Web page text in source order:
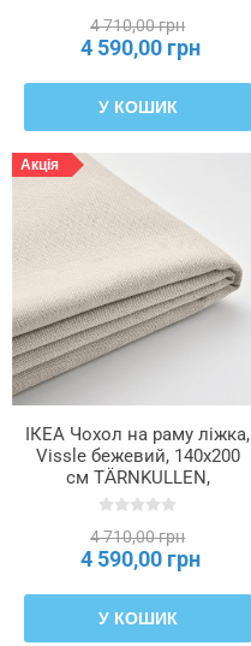
4 710,00 грн
4 590,00 грн
У КОШИК
Акція
ІКЕА Чохол на раму ліжка,
Vissle бежевий, 140x200
см TÄRNKULLEN,
805.846.73
4 710,00 грн
4 590,00 грн
У КОШИК